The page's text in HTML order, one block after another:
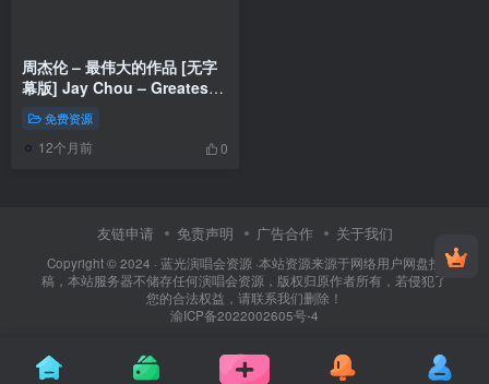
周杰伦 – 最伟大的作品 [无字
幕版] Jay Chou – Greatest
Works of Art Official
MV《Tidal MP4 256M》
免费资源
12个月前 0
友链申请 免责声明 广告合作 关于我们
Copyright © 2024 · 蓝光演唱会资源 ·本站资源来源于网络用户网盘投
稿，本站服务器不储存任何演唱会资源，版权归原作者所有，若侵犯了
您的合法权益，请联系我们删除！
渝ICP备2022002605号-4